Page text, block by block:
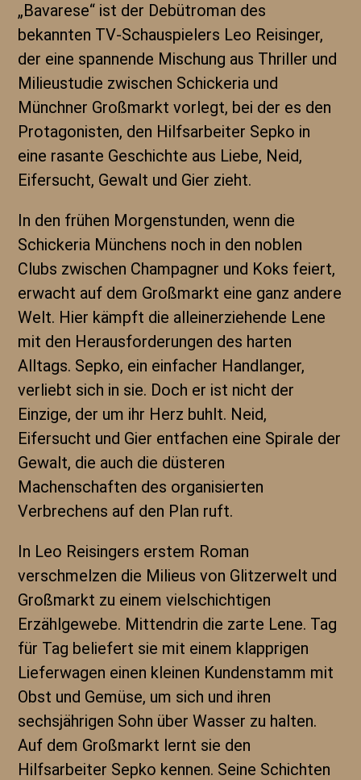
„Bavarese“ ist der Debütroman des
bekannten TV-Schauspielers Leo Reisinger,
der eine spannende Mischung aus Thriller und
Milieustudie zwischen Schickeria und
Münchner Großmarkt vorlegt, bei der es den
Protagonisten, den Hilfsarbeiter Sepko in
eine rasante Geschichte aus Liebe, Neid,
Eifersucht, Gewalt und Gier zieht.
In den frühen Morgenstunden, wenn die
Schickeria Münchens noch in den noblen
Clubs zwischen Champagner und Koks feiert,
erwacht auf dem Großmarkt eine ganz andere
Welt. Hier kämpft die alleinerziehende Lene
mit den Herausforderungen des harten
Alltags. Sepko, ein einfacher Handlanger,
verliebt sich in sie. Doch er ist nicht der
Einzige, der um ihr Herz buhlt. Neid,
Eifersucht und Gier entfachen eine Spirale der
Gewalt, die auch die düsteren
Machenschaften des organisierten
Verbrechens auf den Plan ruft.
In Leo Reisingers erstem Roman
verschmelzen die Milieus von Glitzerwelt und
Großmarkt zu einem vielschichtigen
Erzählgewebe. Mittendrin die zarte Lene. Tag
für Tag beliefert sie mit einem klapprigen
Lieferwagen einen kleinen Kundenstamm mit
Obst und Gemüse, um sich und ihren
sechsjährigen Sohn über Wasser zu halten.
Auf dem Großmarkt lernt sie den
Hilfsarbeiter Sepko kennen. Seine Schichten